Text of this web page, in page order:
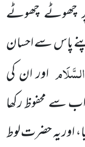
چھوٹے چھوٹے
پاس سے احسان
اور ان کی
سے محفوظ رکھا
اور یہ حضرت لوط